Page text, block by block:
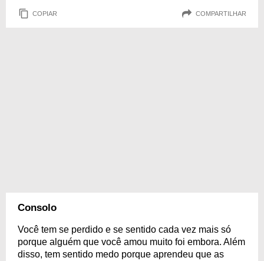
COPIAR COMPARTILHAR
Consolo
Você tem se perdido e se sentido cada vez mais só
porque alguém que você amou muito foi embora. Além
disso, tem sentido medo porque aprendeu que as